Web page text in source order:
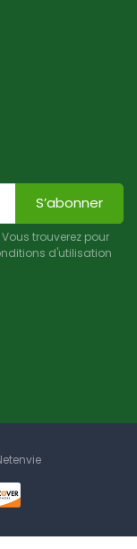
S’abonner
trouverez pour
d'utilisation